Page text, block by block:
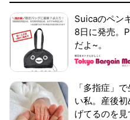
Suicaのペン
8日に発売。
だよ~。
「多指症」
い私。産後
げてるのを